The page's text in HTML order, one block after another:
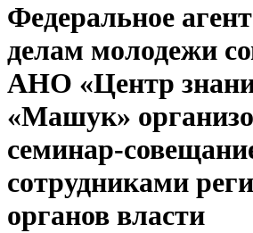
Федеральное
делам молодежи
АНО «Центр
«Машук»
семинар-
сотрудниками
органов власти